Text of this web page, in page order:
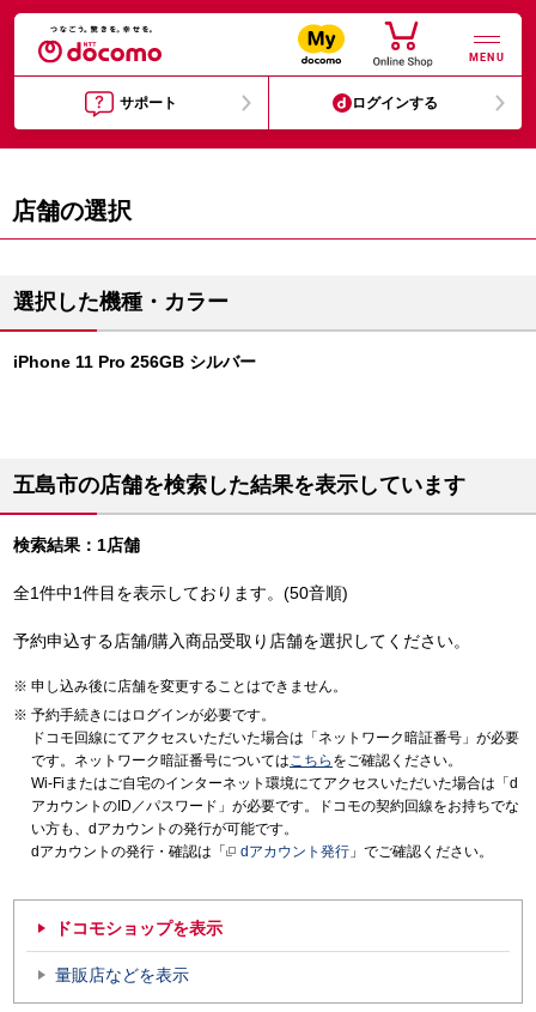
MENU
サポート ログインする
店舗の選択
選択した機種・カラー
iPhone 11 Pro 256GB シルバー
五島市の店舗を検索した結果を表示しています
検索結果：1店舗
全1件中1件目を表示しております。(50音順)
予約申込する店舗/購入商品受取り店舗を選択してください。
申し込み後に店舗を変更することはできません。
予約手続きにはログインが必要です。
ドコモ回線にてアクセスいただいた場合は「ネットワーク暗証番号」が必要
です。ネットワーク暗証番号についてはこちら をご確認ください。
Wi-Fiまたはご自宅のインターネット環境にてアクセスいただいた場合は「d
アカウントのID／パスワード」が必要です。ドコモの契約回線をお持ちでな
い方も、dアカウントの発行が可能です。
dアカウントの発行・確認は「
dアカウント発行 」でご確認ください。
ドコモショップを表示
量販店などを表示